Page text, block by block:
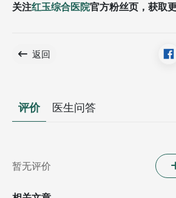
关注红玉综合医院官方粉丝页，获取
返回
评价 医生问答
暂无评价